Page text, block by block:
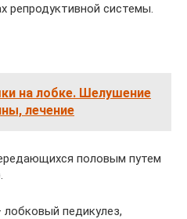
репродуктивной системы.
на лобке. Шелушение
лечение
половым путем
педикулез,